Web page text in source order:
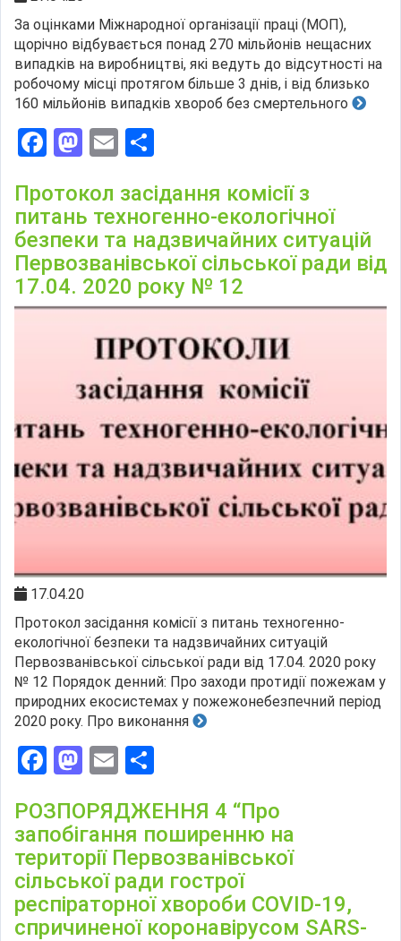
За оцінками Міжнародної організації праці (МОП),
щорічно відбувається понад 270 мільйонів нещасних
випадків на виробництві, які ведуть до відсутності на
робочому місці протягом більше 3 днів, і від близько
160 мільйонів випадків хвороб без смертельного
Facebook
Mastodon
Email
Протокол засідання комісії з
питань техногенно-екологічної
безпеки та надзвичайних ситуацій
Первозванівської сільської ради від
17.04. 2020 року № 12
17.04.20
Протокол засідання комісії з питань техногенно-
екологічної безпеки та надзвичайних ситуацій
Первозванівської сільської ради від 17.04. 2020 року
№ 12 Порядок денний: Про заходи протидії пожежам у
природних екосистемах у пожежонебезпечний період
2020 року. Про виконання
Facebook
Mastodon
Email
РОЗПОРЯДЖЕННЯ 4 “Про
запобігання поширенню на
території Первозванівської
сільської ради гострої
респіраторної хвороби СОVID-19,
спричиненої коронавірусом SARS-